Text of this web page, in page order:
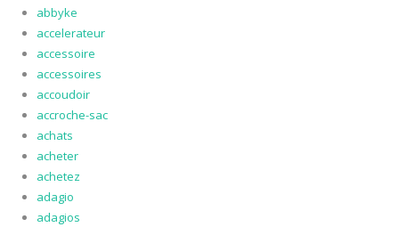
abbyke
accelerateur
accessoire
accessoires
accoudoir
accroche-sac
achats
acheter
achetez
adagio
adagios